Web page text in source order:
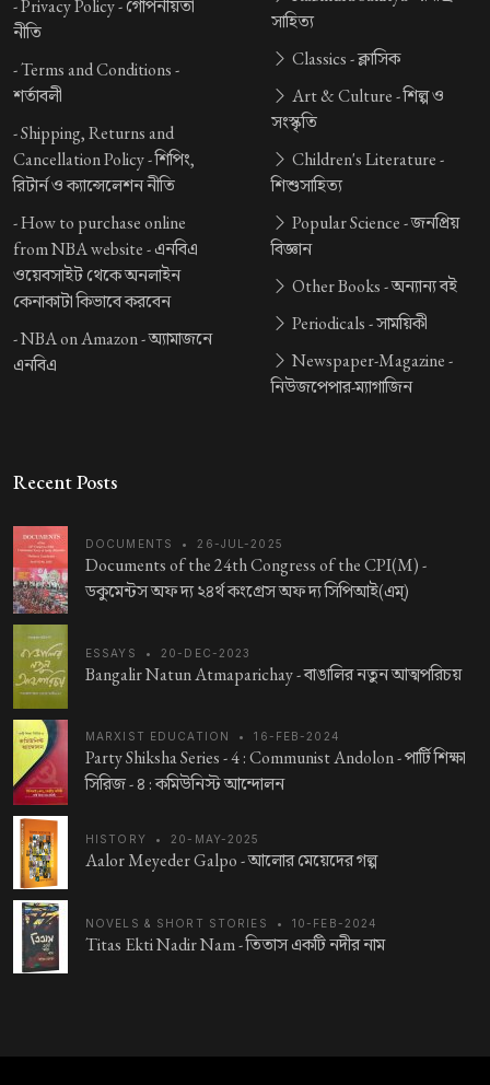
-Privacy Policy -গোপনীয়তা
নীতি
-Terms and Conditions -
শর্তাবলী
-Shipping, Returns and
Cancellation Policy -শিপিং,
রিটার্ন ও ক্যান্সেলেশন নীতি
-How to purchase online
from NBA website -এনবিএ
ওয়েবসাইট থেকে অনলাইন
কেনাকাটা কিভাবে করবেন
-NBA on Amazon -অ্যামাজনে
এনবিএ
সাহিত্য
Classics -ক্লাসিক
Art & Culture -শিল্প ও
সংস্কৃতি
Children's Literature -
শিশুসাহিত্য
Popular Science -জনপ্রিয়
বিজ্ঞান
Other Books -অন্যান্য বই
Periodicals -সাময়িকী
Newspaper-Magazine -
নিউজপেপার-ম্যাগাজিন
Recent Posts
DOCUMENTS • 26-JUL-2025
Documents of the 24th Congress of the CPI(M) -
ডকুমেন্টস অফ দ্য ২৪র্থ কংগ্রেস অফ দ্য সিপিআই(এম্)
ESSAYS • 20-DEC-2023
Bangalir Natun Atmaparichay -বাঙালির নতুন আত্মপরিচয়
MARXIST EDUCATION • 16-FEB-2024
Party Shiksha Series - 4 : Communist Andolon -পার্টি শিক্ষা
সিরিজ - ৪ : কমিউনিস্ট আন্দোলন
HISTORY • 20-MAY-2025
Aalor Meyeder Galpo -আলোর মেয়েদের গল্প
NOVELS & SHORT STORIES • 10-FEB-2024
Titas Ekti Nadir Nam -তিতাস একটি নদীর নাম